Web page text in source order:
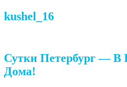
kushel_16
Сутки Петербург — В
Дома!